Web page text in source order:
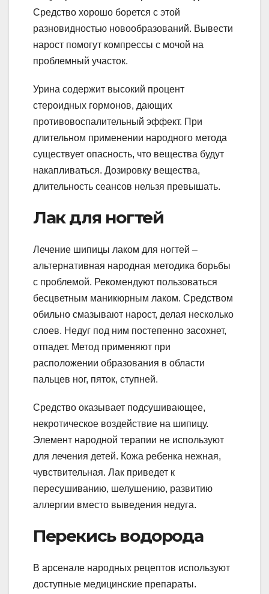
Средство хорошо борется с этой
разновидностью новообразований. Вывести
нарост помогут компрессы с мочой на
проблемный участок.
Урина содержит высокий процент
стероидных гормонов, дающих
противовоспалительный эффект. При
длительном применении народного метода
существует опасность, что вещества будут
накапливаться. Дозировку вещества,
длительность сеансов нельзя превышать.
Лак для ногтей
Лечение шипицы лаком для ногтей –
альтернативная народная методика борьбы
с проблемой. Рекомендуют пользоваться
бесцветным маникюрным лаком. Средством
обильно смазывают нарост, делая несколько
слоев. Недуг под ним постепенно засохнет,
отпадет. Метод применяют при
расположении образования в области
пальцев ног, пяток, ступней.
Средство оказывает подсушивающее,
некротическое воздействие на шипицу.
Элемент народной терапии не используют
для лечения детей. Кожа ребенка нежная,
чувствительная. Лак приведет к
пересушиванию, шелушению, развитию
аллергии вместо выведения недуга.
Перекись водорода
В арсенале народных рецептов используют
доступные медицинские препараты.